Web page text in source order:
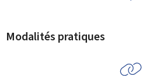
Modalités pratiques